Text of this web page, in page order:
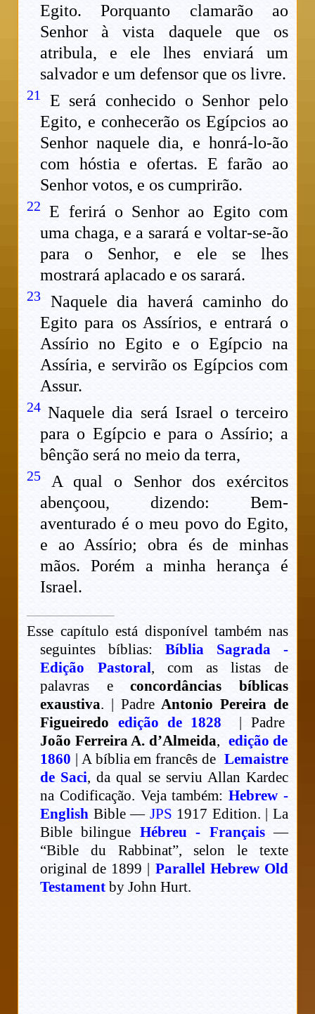
Egito. Porquanto clamarão ao
Senhor à vista daquele que os
atribula, e ele lhes enviará um
salvador e um defensor que os livre.
21
E será conhecido o Senhor pelo
Egito, e conhecerão os Egípcios ao
Senhor naquele dia, e honrá-lo-ão
com hóstia e ofertas. E farão ao
Senhor votos, e os cumprirão.
22
E ferirá o Senhor ao Egito com
uma chaga, e a sarará e voltar-se-ão
para o Senhor, e ele se lhes
mostrará aplacado e os sarará.
23
Naquele dia haverá caminho do
Egito para os Assírios, e entrará o
Assírio no Egito e o Egípcio na
Assíria, e servirão os Egípcios com
Assur.
24 Naquele dia será Israel o terceiro
para o Egípcio e para o Assírio; a
bênção será no meio da terra,
25
A qual o Senhor dos exércitos
abençoou, dizendo: Bem-
aventurado é o meu povo do Egito,
e ao Assírio; obra és de minhas
mãos. Porém a minha herança é
Israel.
Esse capítulo está disponível também nas
seguintes bíblias: Bíblia Sagrada -
Edição Pastoral, com as listas de
palavras econcordâncias bíblicas
exaustiva. | PadreAntonio Pereira de
Figueiredo edição de 1828 | Padre
João Ferreira A. d’Almeida, edição de
1860 | A bíblia em francês de Lemaistre
de Saci, da qual se serviu Allan Kardec
na Codificação. Veja também:Hebrew -
English Bible — JPS 1917 Edition. | La
Bible bilingue Hébreu - Français —
“Bible du Rabbinat”, selon le texte
original de 1899 | Parallel Hebrew Old
Testament by John Hurt.